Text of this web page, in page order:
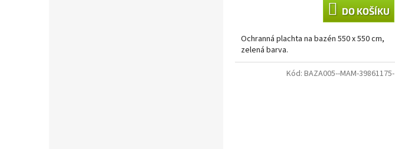
DO KOŠÍKU
Ochranná plachta na bazén 550 x 550 cm,
zelená barva.
Kód: BAZA005--MAM-39861175-